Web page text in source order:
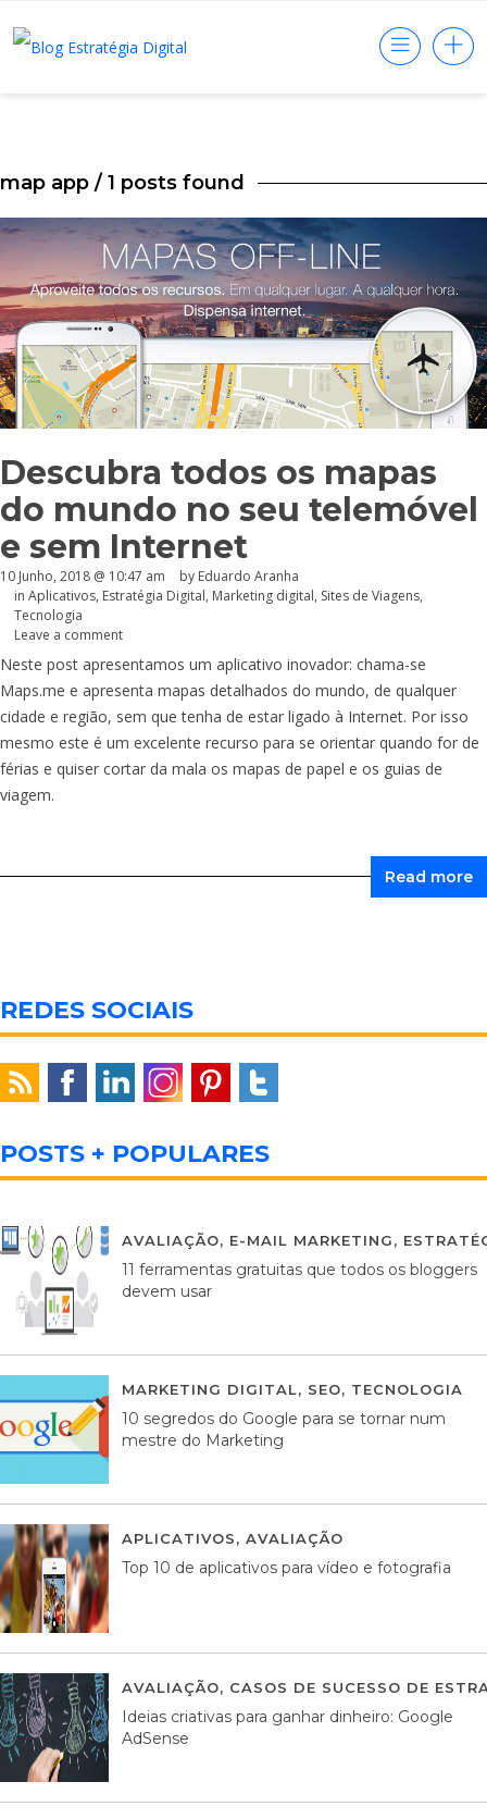
map app / 1 posts found
Descubra todos os mapas
do mundo no seu telemóvel
e sem Internet
10 Junho, 2018 @ 10:47 am by Eduardo Aranha
in Aplicativos, Estratégia Digital, Marketing digital, Sites de Viagens,
Tecnologia
Leave a comment
Neste post apresentamos um aplicativo inovador: chama-se
Maps.me e apresenta mapas detalhados do mundo, de qualquer
cidade e região, sem que tenha de estar ligado à Internet. Por isso
mesmo este é um excelente recurso para se orientar quando for de
férias e quiser cortar da mala os mapas de papel e os guias de
viagem.
Read more
REDES SOCIAIS
POSTS + POPULARES
AVALIAÇÃO, E-MAIL MARKETING,
11 ferramentas gratuitas que todos os bloggers
devem usar
MARKETING DIGITAL, SEO, TECNOLOGIA
10 segredos do Google para se tornar num
mestre do Marketing
APLICATIVOS, AVALIAÇÃO
Top 10 de aplicativos para vídeo e fotografia
AVALIAÇÃO, CASOS DE SUCESSO DE
Ideias criativas para ganhar dinheiro: Google
AdSense